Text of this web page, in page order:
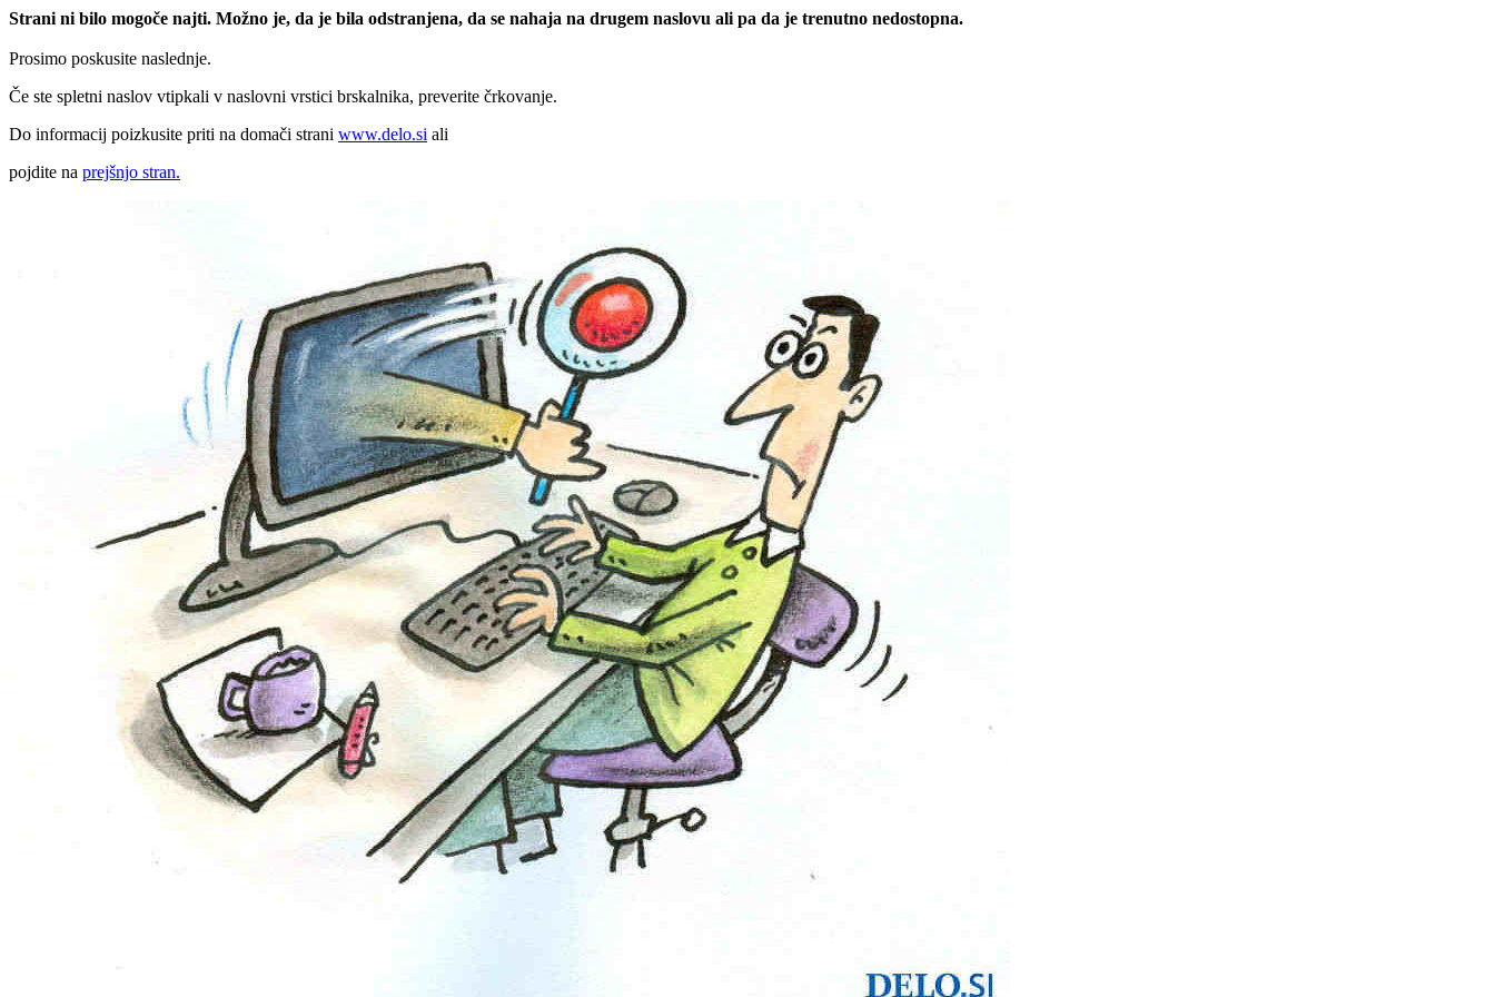
Strani ni bilo mogoče najti. Možno je, da je bila odstranjena, da se nahaja na drugem naslovu ali pa da je trenutno nedostopna.
Prosimo poskusite naslednje.
Če ste spletni naslov vtipkali v naslovni vrstici brskalnika, preverite črkovanje.
Do informacij poizkusite priti na domači strani www.delo.si ali
pojdite na prejšnjo stran.